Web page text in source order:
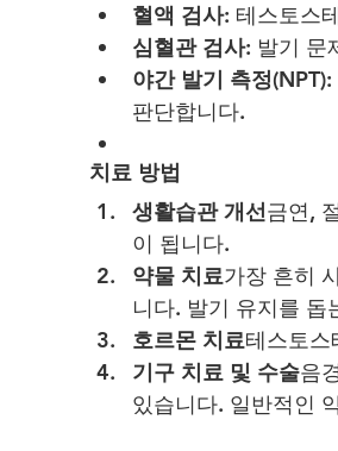
혈액 검사: 테스토스
심혈관 검사: 발기 문
야간 발기 측정(NPT):
판단합니다.
치료 방법
생활습관 개선금연,
이 됩니다.
약물 치료가장 흔히
니다. 발기 유지를 돕
호르몬 치료테스토
기구 치료 및 수술음
있습니다. 일반적인